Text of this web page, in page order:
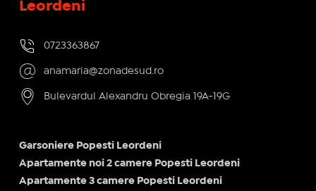
Leordeni
0723363867
anamaria@zonadesud.ro
Bulevardul Alexandru Obregia 19A-19G
Garsoniere Popesti Leordeni
Apartamente noi 2 camere Popesti Leordeni
Apartamente 3 camere Popesti Leordeni